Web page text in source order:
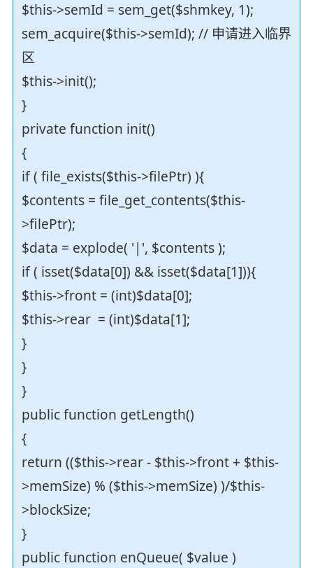
$this->semId = sem_get($shmkey, 1);
sem_acquire($this->semId); // 申请进入临界
区
$this->init();
}
private function init()
{
if ( file_exists($this->filePtr) ){
$contents = file_get_contents($this-
>filePtr);
$data = explode( '|', $contents );
if ( isset($data[0]) && isset($data[1])){
$this->front = (int)$data[0];
$this->rear = (int)$data[1];
}
}
}
public function getLength()
{
return (($this->rear - $this->front + $this-
>memSize) % ($this->memSize) )/$this-
>blockSize;
}
public function enQueue( $value )